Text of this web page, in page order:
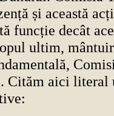
și această
funcție decât
ultim,
Cităm aici literal